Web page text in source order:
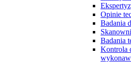
Opinie
Badania
Badania
Kontrola